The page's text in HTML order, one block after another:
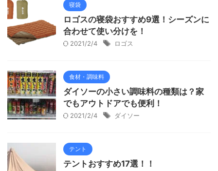
寝袋
ロゴスの寝袋おすすめ9選！シーズンに
合わせて使い分けを！
2021/2/4 ロゴス
食材・調味料
ダイソーの小さい調味料の種類は？家
でもアウトドアでも便利！
2021/2/4 ダイソー
テント
テントおすすめ17選！！